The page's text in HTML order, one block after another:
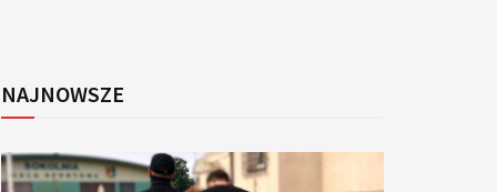
NAJNOWSZE